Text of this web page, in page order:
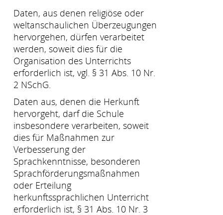
Daten, aus denen religiöse oder
weltanschaulichen Überzeugungen
hervorgehen, dürfen verarbeitet
werden, soweit dies für die
Organisation des Unterrichts
erforderlich ist, vgl. § 31 Abs. 10 Nr.
2 NSchG.
Daten aus, denen die Herkunft
hervorgeht, darf die Schule
insbesondere verarbeiten, soweit
dies für Maßnahmen zur
Verbesserung der
Sprachkenntnisse, besonderen
Sprachförderungsmaßnahmen
oder Erteilung
herkunftssprachlichen Unterricht
erforderlich ist, § 31 Abs. 10 Nr. 3